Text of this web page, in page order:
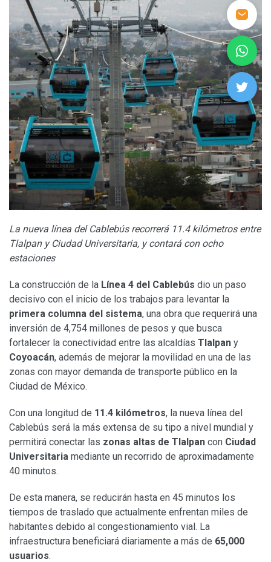
La nueva línea del Cablebús recorrerá 11.4 kilómetros entre
Tlalpan y Ciudad Universitaria, y contará con ocho
estaciones
La construcción de la Línea 4 del Cablebús dio un paso
decisivo con el inicio de los trabajos para levantar la
primera columna del sistema, una obra que requerirá una
inversión de 4,754 millones de pesos y que busca
fortalecer la conectividad entre las alcaldías Tlalpan y
Coyoacán, además de mejorar la movilidad en una de las
zonas con mayor demanda de transporte público en la
Ciudad de México.
Con una longitud de 11.4 kilómetros, la nueva línea del
Cablebús será la más extensa de su tipo a nivel mundial y
permitirá conectar las zonas altas de Tlalpan con Ciudad
Universitaria mediante un recorrido de aproximadamente
40 minutos.
De esta manera, se reducirán hasta en 45 minutos los
tiempos de traslado que actualmente enfrentan miles de
habitantes debido al congestionamiento vial. La
infraestructura beneficiará diariamente a más de 65,000
usuarios.